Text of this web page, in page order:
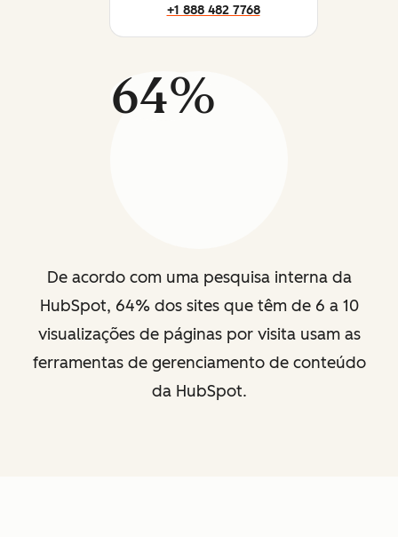
+1 888 482 7768
64%
De acordo com uma pesquisa interna da
HubSpot, 64% dos sites que têm de 6 a 10
visualizações de páginas por visita usam as
ferramentas de gerenciamento de conteúdo
da HubSpot.